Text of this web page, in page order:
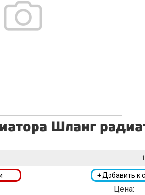
Шланг
+Добавить к
Цена: